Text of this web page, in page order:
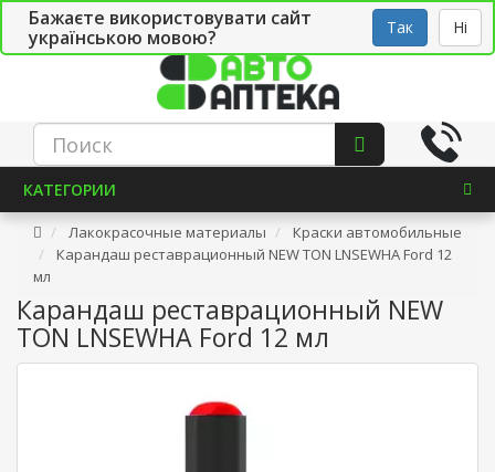
Бажаєте використовувати сайт
українською мовою?
Так Ні
СТО Укр
КАТЕГОРИИ
Лакокрасочные материалы
Краски автомобильные
Карандаш реставрационный NEW TON LNSEWHA Ford 12
мл
Карандаш реставрационный NEW
TON LNSEWHA Ford 12 мл